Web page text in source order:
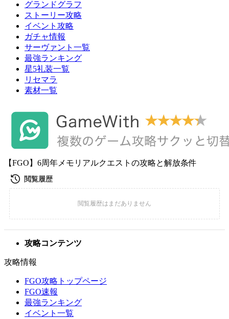
グランドグラフ
ストーリー攻略
イベント攻略
ガチャ情報
サーヴァント一覧
最強ランキング
星5礼装一覧
リセマラ
素材一覧
【FGO】6周年メモリアルクエストの攻略と解放条件
攻略コンテンツ
攻略情報
FGO攻略トップページ
FGO速報
最強ランキング
イベント一覧